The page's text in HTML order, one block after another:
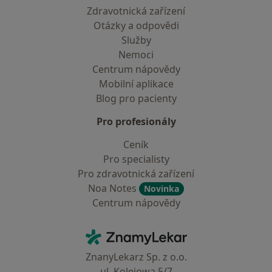
Zdravotnická zařízení
Otázky a odpovědi
Služby
Nemoci
Centrum nápovědy
Mobilní aplikace
Blog pro pacienty
Pro profesionály
Ceník
Pro specialisty
Pro zdravotnická zařízení
Noa Notes
Novinka
Centrum nápovědy
ZnamyLekar - Hlavní stránka
ZnanyLekarz Sp. z o.o.